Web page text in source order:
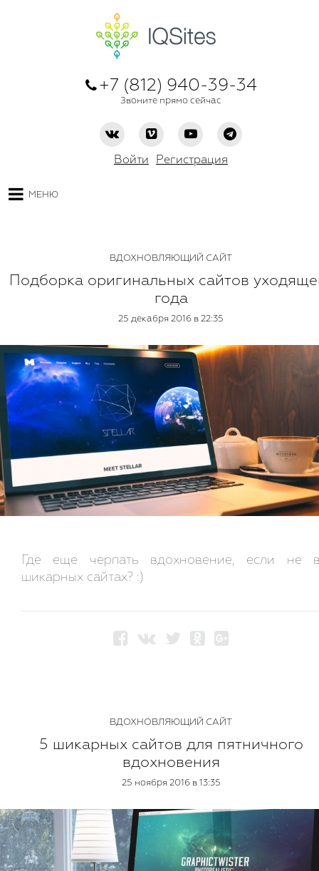
+7 (812) 940-39-34
Звоните прямо сейчас
Войти Регистрация
МЕНЮ
ВДОХНОВЛЯЮЩИЙ САЙТ
Подборка оригинальных сайтов
года
25 декабря 2016 в 22:35
Где еще черпать вдохновение, если не
шикарных сайтах? :)
ВДОХНОВЛЯЮЩИЙ САЙТ
5 шикарных сайтов для пятничного
вдохновения
25 ноября 2016 в 13:35